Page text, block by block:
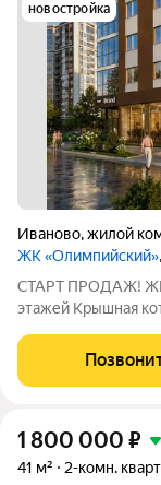
новостройка
Иваново,жилой
ЖК «Олимпийский»
СТАРТ ПРОДАЖ! ЖК
этажей Крышная котельная Срок сдачи 4 квартал 2028 года.
планировка?
подробности.
1 800 000 ₽
41 м² 2-комн.